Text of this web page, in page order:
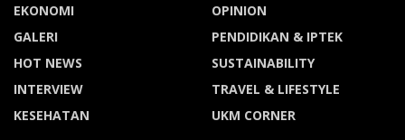
EKONOMI
GALERI
HOT NEWS
INTERVIEW
KESEHATAN
OPINION
PENDIDIKAN & IPTEK
SUSTAINABILITY
TRAVEL & LIFESTYLE
UKM CORNER